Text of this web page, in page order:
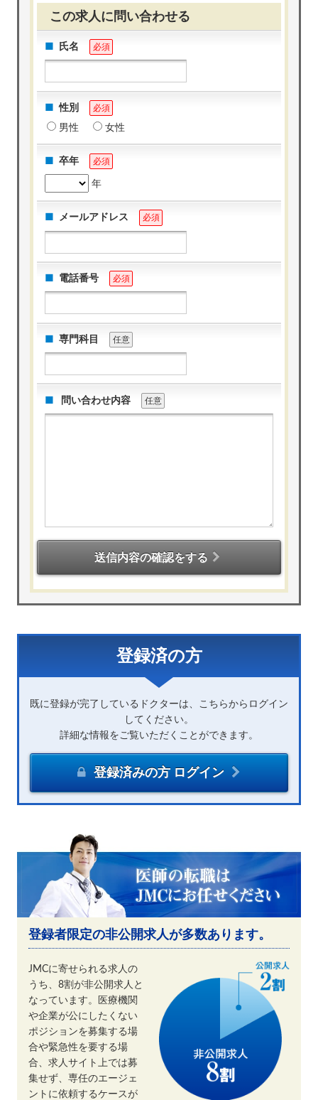
この求人に問い合わせる
氏名 必須
性別 必須
男性 女性
卒年 必須
年
メールアドレス 必須
電話番号 必須
専門科目 任意
問い合わせ内容 任意
送信内容の確認をする
登録済の方
既に登録が完了しているドクターは、こちらからログイン
してください。
詳細な情報をご覧いただくことができます。
登録済みの方 ログイン
登録者限定の非公開求人が多数あります。
JMCに寄せられる求人の
うち、8割が非公開求人と
なっています。医療機関
や企業が公にしたくない
ポジションを募集する場
合や緊急性を要する場
合、求人サイト上では募
集せず、専任のエージェ
ントに依頼するケースが